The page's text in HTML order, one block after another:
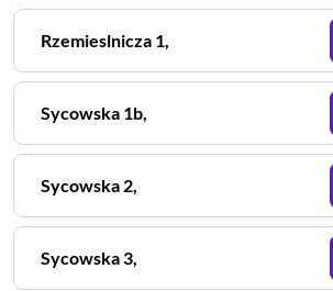
Rzemieslnicza 1,
Sycowska 1b,
Sycowska 2,
Sycowska3,